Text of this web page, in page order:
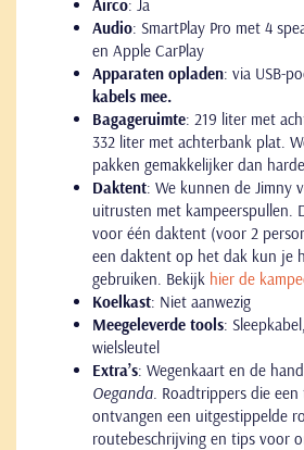
Airco: Ja
Audio: SmartPlay Pro met 4
en Apple CarPlay
Apparaten opladen: via USB-
kabels mee.
Bagageruimte: 219 liter met
332 liter met achterbank plat.
pakken gemakkelijker dan
Daktent: We kunnen de Jimny
uitrusten met kampeerspullen.
voor één daktent (voor 2
een daktent op het dak kun je
gebruiken. Bekijk hier de
Koelkast: Niet aanwezig
Meegeleverde tools:
wielsleutel
Extra’s: Wegenkaart en de
Oeganda. Roadtrippers die een
ontvangen een uitgestippelde
routebeschrijving en tips voor